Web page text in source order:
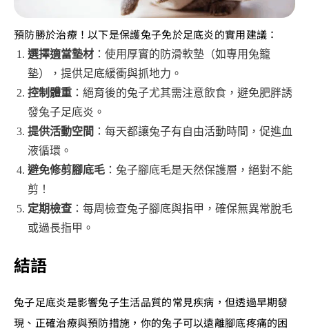
預防勝於治療！以下是保護兔子免於足底炎的實用建議：
選擇適當墊材 ：使用厚實的防滑軟墊（如專用兔籠
墊），提供足底緩衝與抓地力。
控制體重 ：絕育後的兔子尤其需注意飲食，避免肥胖誘
發兔子足底炎。
提供活動空間 ：每天都讓兔子有自由活動時間，促進血
液循環。
避免修剪腳底毛 ：兔子腳底毛是天然保護層，絕對不能
剪！
定期檢查 ：每周檢查兔子腳底與指甲，確保無異常脫毛
或過長指甲。
結語
兔子足底炎是影響兔子生活品質的常見疾病，但透過早期發
現、正確治療與預防措施，你的兔子可以遠離腳底疼痛的困